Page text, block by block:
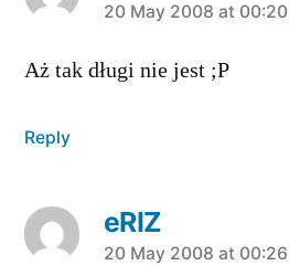
says:
20 May 2008 at 00:20
Aż tak długi nie jest ;P
Reply
eRIZ
says:
20 May 2008 at 00:26